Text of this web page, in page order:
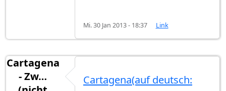
Mi. 30 Jan 2013 - 18:37 Link
Cartagena
- Zw…
Cartagena(auf deutsch: